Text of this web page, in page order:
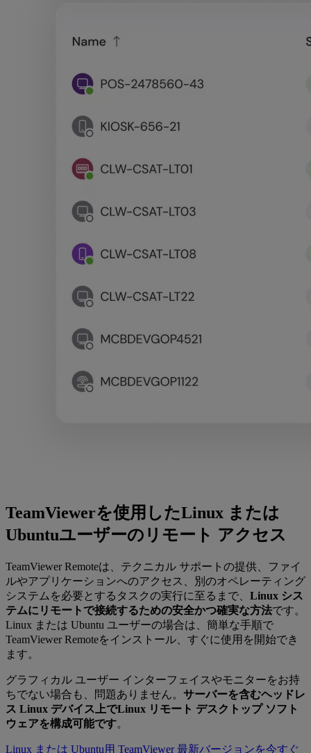
TeamViewerを使用したLinux または
Ubuntuユーザーのリモート アクセス
TeamViewer Remoteは、テクニカル サポートの提供、ファイ
ルやアプリケーションへのアクセス、別のオペレーティング
システムを必要とするタスクの実行に至るまで、 Linux シス
テムにリモートで接続するための安全かつ確実な方法です。
Linux または Ubuntu ユーザーの場合は、簡単な手順で
TeamViewer Remoteをインストール、すぐに使用を開始でき
ます。
グラフィカル ユーザー インターフェイスやモニターをお持
ちでない場合も、問題ありません。 サーバーを含むヘッドレ
ス Linux デバイス上でLinux リモート デスクトップ ソフト
ウェアを構成可能です。
Linux または Ubuntu用 TeamViewer 最新バージョンを今すぐ